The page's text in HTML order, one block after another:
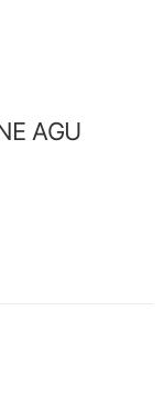
AGU